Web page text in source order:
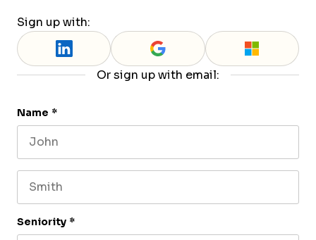
Sign up with:
Or sign up with email:
Name *
Seniority *